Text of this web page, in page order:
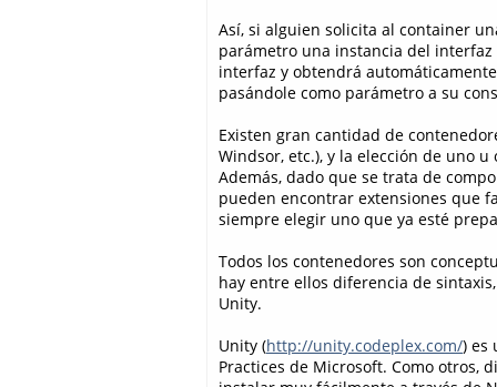
Así, si alguien solicita al container
parámetro una instancia del interfaz
interfaz y obtendrá
pasándole como parámetro a su
Existen gran cantidad de
Windsor, etc.), y la elección de uno
Además, dado que se trata de
pueden encontrar extensiones que
siempre elegir uno que ya esté
Todos los contenedores son
hay entre ellos diferencia de
Unity.
Unity (http://unity.codeplex.com/) es
Practices de Microsoft. Como otros,